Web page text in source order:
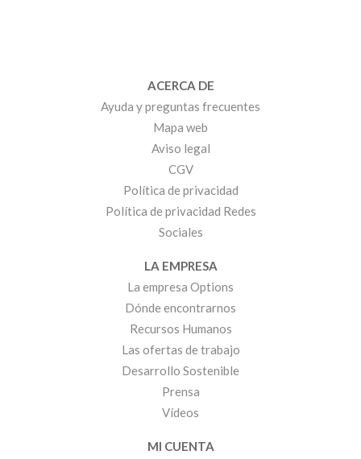
ACERCA DE
Ayuda y preguntas frecuentes
Mapa web
Aviso legal
CGV
Política de privacidad
Política de privacidad Redes
Sociales
LA EMPRESA
La empresa Options
Dónde encontrarnos
Recursos Humanos
Las ofertas de trabajo
Desarrollo Sostenible
Prensa
Vídeos
MI CUENTA